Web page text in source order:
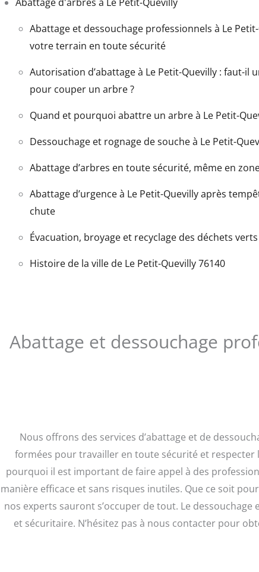
Abattage et dessouchage professionnels à Le
votre terrain en toute sécurité
Autorisation d’abattage à Le Petit-Quevilly : faut-il
pour couper un arbre ?
Quand et pourquoi abattre un arbre à Le Petit-
Dessouchage et rognage de souche à Le Petit-
Abattage d’arbres en toute sécurité, même en
Abattage d’urgence à Le Petit-Quevilly après
chute
Évacuation, broyage et recyclage des déchets
Histoire de la ville de Le Petit-Quevilly 76140
Abattage et dessouchage
Nous offrons des services d’abattage et de
formées pour travailler en toute sécurité et respecter
pourquoi il est important de faire appel à des
manière efficace et sans risques inutiles. Que ce soit
nos experts sauront s’occuper de tout. Le
et sécuritaire. N’hésitez pas à nous contacter pour